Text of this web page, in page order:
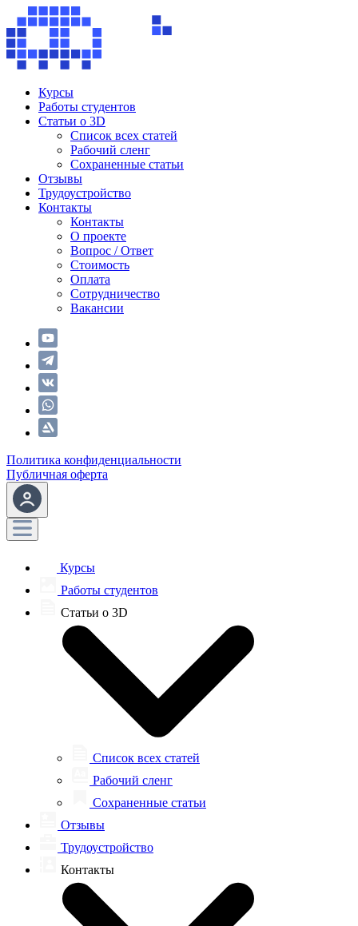
Курсы
Работы студентов
Статьи о 3D
Список всех статей
Рабочий сленг
Сохраненные статьи
Отзывы
Трудоустройство
Контакты
Контакты
О проекте
Вопрос / Ответ
Стоимость
Оплата
Сотрудничество
Вакансии
Политика конфиденциальности
Публичная оферта
Курсы
Работы студентов
Статьи о 3D
Список всех статей
Рабочий сленг
Сохраненные статьи
Отзывы
Трудоустройство
Контакты